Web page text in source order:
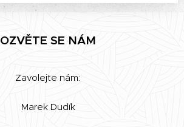
OZVĚTE SE NÁM
Zavolejte nám:
Marek Dudík